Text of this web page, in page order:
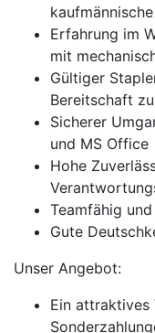
Erfahrung im
mit
Gültiger
Bereitschaft
Sicherer
und MS Office
Hohe
Teamfähig
Gute
Unser Angebot:
Ein attraktives